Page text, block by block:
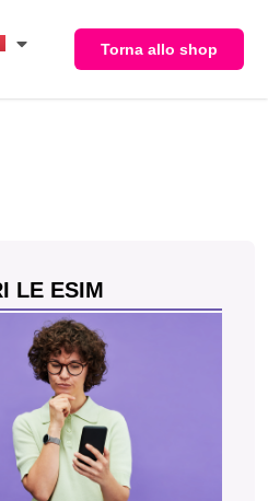
Torna allo shop
LE ESIM